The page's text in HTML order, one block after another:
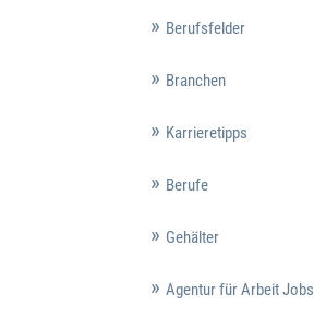
Berufsfelder
Branchen
Karrieretipps
Berufe
Gehälter
Agentur für Arbeit Jobs